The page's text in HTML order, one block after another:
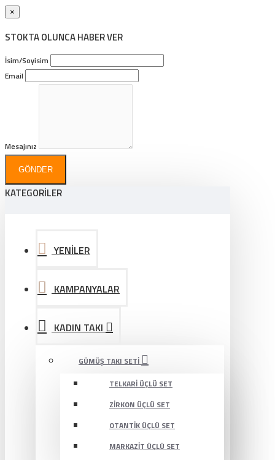
×
STOKTA OLUNCA HABER VER
İsim/Soyisim
Email
Mesajınız
GÖNDER
KATEGORİLER
YENİLER
KAMPANYALAR
KADIN TAKI
GÜMÜŞ TAKI SETI
TELKARI ÜÇLÜ SET
ZIRKON ÜÇLÜ SET
OTANTIK ÜÇLÜ SET
MARKAZIT ÜÇLÜ SET